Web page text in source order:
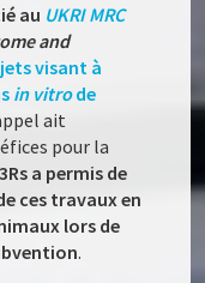
au UKRI MRC
and
visant à
in vitrode
ait
pour la
a permis de
ces travaux en
lors de
.